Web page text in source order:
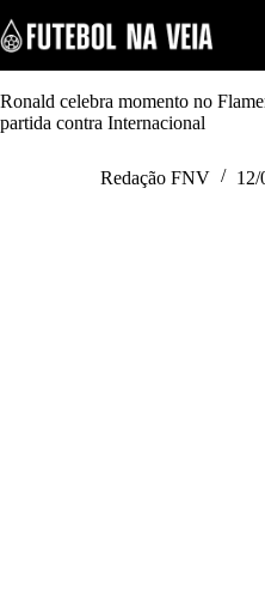
k
i
p
t
o
c
Ronald celebra momento no
partida contra Internacional
Redação FNV 12/